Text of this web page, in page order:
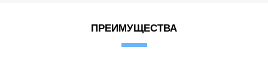
ПРЕИМУЩЕСТВА